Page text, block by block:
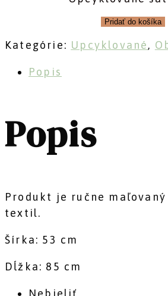
Pridať do košíka
Kategórie: Upcyklované,
Popis
Popis
Produkt je ručne
textil.
Šírka: 53 cm
Dĺžka: 85 cm
Nebieliť